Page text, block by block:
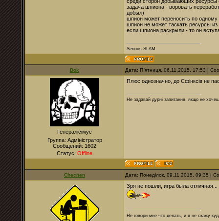
задача шпиона - воровать
добыл)
шпион может переносить по одному
шпион не может таскать ресурсы
если шпиона раскрыли - то он
Serious SLAM
Dok Дата: П`ятниця, 06.11.2015, 17:53 |
Генералісімус
Группа: Адміністратор
Сообщений: 1602
Статус: Offline
Плюс однозначно, до Сфінксів не
Не задавай дурні запитання, якщо не
Chechen Дата: Понеділок, 09.11.2015, 09:35 |
Зря не пошли, игра была отличная...
Не говори мне что делать, и я не скажу